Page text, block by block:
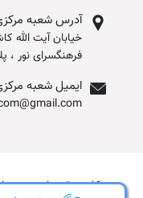
آدرس شعبه
خیابان آیت الله
فرهنگسرای نور ،
ایمیل شعبه
کلیه حقوق این وب